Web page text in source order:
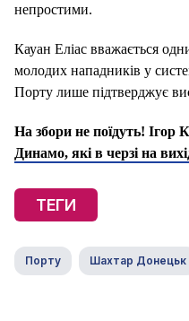
непростими.
Кауан Еліас вважається
молодих нападників у
Порту лише підтверджує
На збори не поїдуть! Ігор
Динамо, які в черзі на
ТЕГИ
Порту Шахтар Донецьк